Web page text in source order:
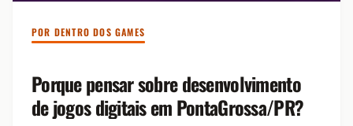
POR DENTRO DOS GAMES
Porque pensar sobre desenvolvimento
de jogos digitais em PontaGrossa/PR?